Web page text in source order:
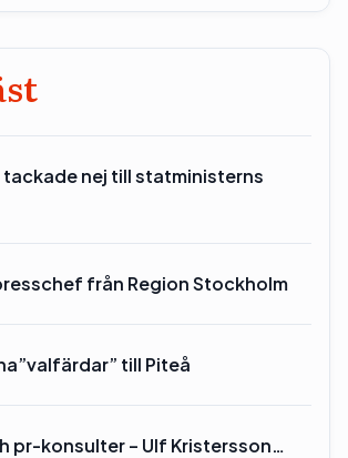
nej till statministerns
från Region Stockholm
till Piteå
pr-konsulter – Ulf Kristersson…